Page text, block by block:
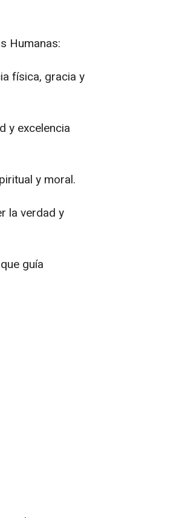
Humanas:
física, gracia y
y excelencia
y moral.
la verdad y
guía